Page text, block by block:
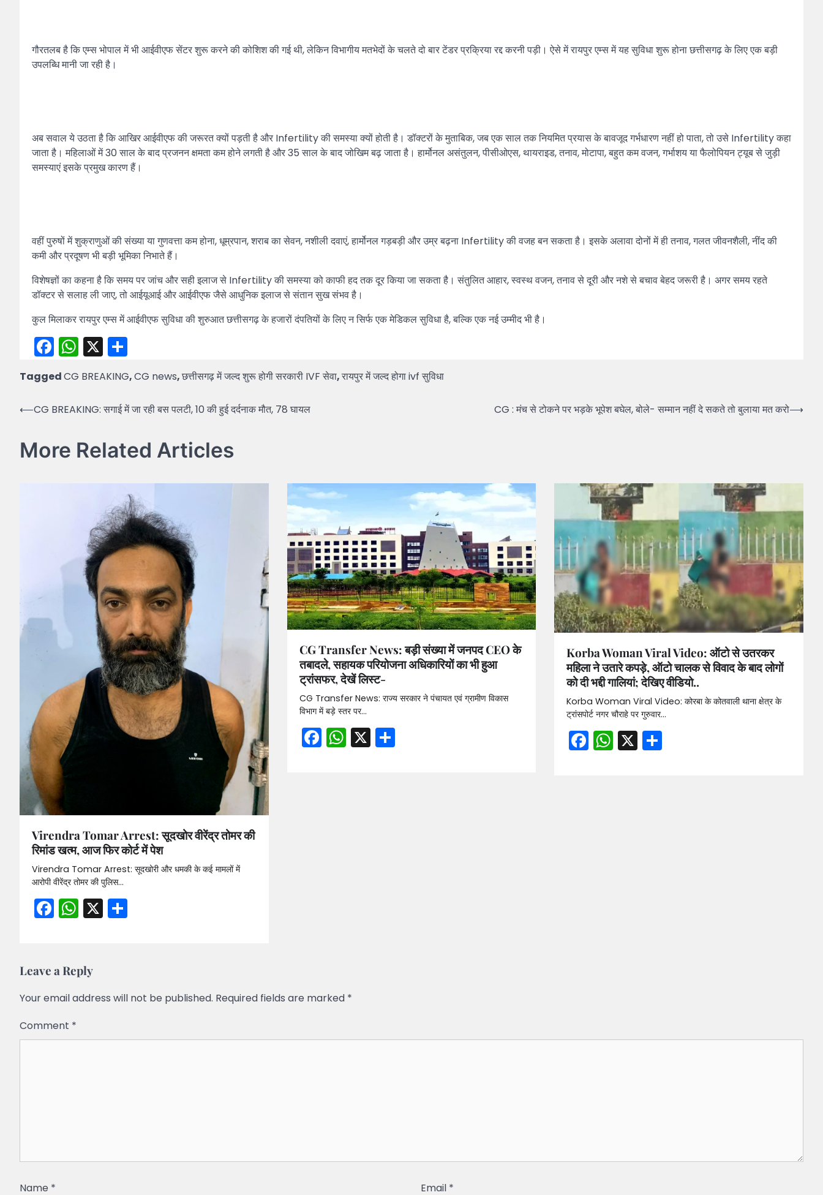
गौरतलब है कि एम्स भोपाल में भी आईवीएफ सेंटर शुरू करने की कोशिश की गई थी, लेकिन विभागीय मतभेदों के चलते दो बार टेंडर प्रक्रिया रद्द करनी पड़ी। ऐसे में रायपुर एम्स में यह सुविधा शुरू होना छत्तीसगढ़ के लिए एक बड़ी
उपलब्धि मानी जा रही है।
अब सवाल ये उठता है कि आखिर आईवीएफ की जरूरत क्यों पड़ती है और Infertility की समस्या क्यों होती है। डॉक्टरों के मुताबिक, जब एक साल तक नियमित प्रयास के बावजूद गर्भधारण नहीं हो पाता, तो उसे Infertility कहा
जाता है। महिलाओं में 30 साल के बाद प्रजनन क्षमता कम होने लगती है और 35 साल के बाद जोखिम बढ़ जाता है। हार्मोनल असंतुलन, पीसीओएस, थायराइड, तनाव, मोटापा, बहुत कम वजन, गर्भाशय या फैलोपियन ट्यूब से जुड़ी
समस्याएं इसके प्रमुख कारण हैं।
वहीं पुरुषों में शुक्राणुओं की संख्या या गुणवत्ता कम होना, धूम्रपान, शराब का सेवन, नशीली दवाएं, हार्मोनल गड़बड़ी और उम्र बढ़ना Infertility की वजह बन सकता है। इसके अलावा दोनों में ही तनाव, गलत जीवनशैली, नींद की
कमी और प्रदूषण भी बड़ी भूमिका निभाते हैं।
विशेषज्ञों का कहना है कि समय पर जांच और सही इलाज से Infertility की समस्या को काफी हद तक दूर किया जा सकता है। संतुलित आहार, स्वस्थ वजन, तनाव से दूरी और नशे से बचाव बेहद जरूरी है। अगर समय रहते
डॉक्टर से सलाह ली जाए, तो आईयूआई और आईवीएफ जैसे आधुनिक इलाज से संतान सुख संभव है।
कुल मिलाकर रायपुर एम्स में आईवीएफ सुविधा की शुरुआत छत्तीसगढ़ के हजारों दंपतियों के लिए न सिर्फ एक मेडिकल सुविधा है, बल्कि एक नई उम्मीद भी है।
Facebook
WhatsApp
X
TaggedCG BREAKING,CG news,छत्तीसगढ़ में जल्द शुरू होगी सरकारी IVF सेवा,रायपुर में जल्द होगा ivf सुविधा
Post
⟵CG BREAKING: सगाई में जा रही बस पलटी, 10 की हुई दर्दनाक मौत, 78 घायल CG : मंच से टोकने पर भड़के भूपेश बघेल, बोले- सम्मान नहीं दे सकते तो बुलाया मत करो⟶
More Related Articles
Virendra Tomar Arrest: सूदखोर वीरेंद्र तोमर की
रिमांड खत्म, आज फिर कोर्ट में पेश
Virendra Tomar Arrest: सूदखोरी और धमकी के कई मामलों में
आरोपी वीरेंद्र तोमर की पुलिस…
Facebook
WhatsApp
X
CG Transfer News: बड़ी संख्या में जनपद CEO के
तबादले, सहायक परियोजना अधिकारियों का भी हुआ
ट्रांसफर, देखें लिस्ट-
CG Transfer News: राज्य सरकार ने पंचायत एवं ग्रामीण विकास
विभाग में बड़े स्तर पर…
Facebook
WhatsApp
X Share
Korba Woman Viral Video: ऑटो से उतरकर
महिला ने उतारे कपड़े, ऑटो चालक से विवाद के बाद लोगों
को दी भद्दी गालियां; देखिए वीडियो..
Korba Woman Viral Video: कोरबा के कोतवाली थाना क्षेत्र के
ट्रांसपोर्ट नगर चौराहे पर गुरुवार…
Facebook
WhatsApp
X
Leave a Reply
Your email address will not be published. Required fields are marked *
Comment *
Name * Email *